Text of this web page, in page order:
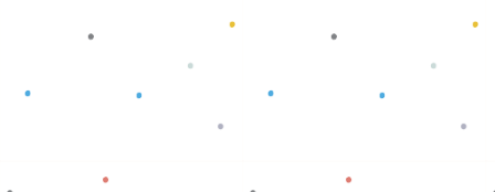
Baca selengkapnya